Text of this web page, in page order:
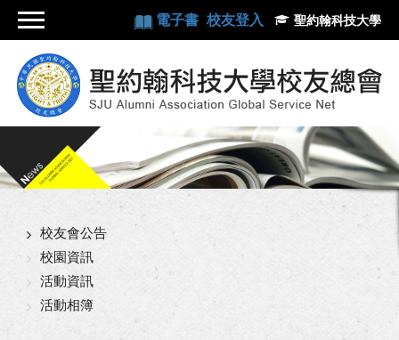
電子書 校友登入 聖約翰科技大學
校友會公告
校園資訊
活動資訊
活動相簿